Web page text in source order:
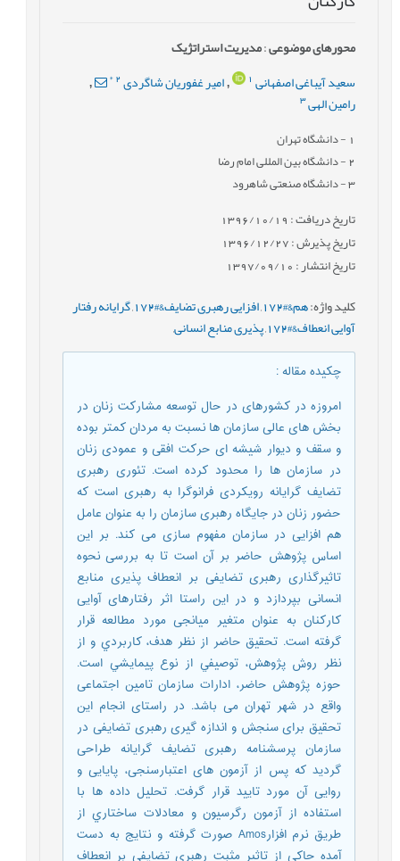
محورهای موضوعی:مدیریت استراتژیک
سعید آیباغی اصفهانی
,امیر غفوریان شاگردی 2
*
,
رامین الهی 3
- دانشگاه تهران
2- دانشگاه بین المللی امام رضا
3- دانشگاه صنعتی شاهرود
تاریخ دریافت : 1396/10/19
تاریخ پذیرش : 1396/12/27
تاریخ انتشار : 1397/09/10
کلید واژه:هم&#172 ,افزایی رهبری تضایف&#172 ,گرایانه رفتار
آوایی انعطاف&#172
,پذیری منابع انسانی,
چکیده مقاله:
امروزه در کشورهای در حال توسعه مشارکت زنان در
بخش های عالی سازمان ها نسبت به مردان کمتر بوده
و سقف و دیوار شیشه ای حرکت افقی و عمودی زنان
در سازمان ها را محدود کرده است. تئوری رهبری
تضایف گرایانه رویکردی فرانوگرا به رهبری است که
حضور زنان در جایگاه رهبری سازمان را به عنوان عامل
هم افزایی در سازمان مفهوم سازی می کند. بر این
اساس پژوهش حاضر بر آن است تا به بررسی نحوه
تاثیرگذاری رهبری تضایفی بر انعطاف پذیری منابع
انسانی بپردازد و در این راستا اثر رفتارهای آوایی
کارکنان به عنوان متغیر میانجی مورد مطالعه قرار
گرفته است. تحقيق حاضر از نظر هدف، كاربردي و از
نظر روش پژوهش، توصيفي از نوع پيمايشي است.
حوزه پژوهش حاضر، ادارات سازمان تامین اجتماعی
واقع در شهر تهران می باشد. در راستای انجام این
تحقیق برای سنجش و اندازه گیری رهبری تضایفی در
سازمان پرسشنامه رهبری تضایف گرایانه طراحی
گردید که پس از آزمون های اعتبارسنجی، پایایی و
روایی آن مورد تایید قرار گرفت. تحليل داده ها با
استفاده از آزمون رگرسيون و معادلات ساختاري از
طریق نرم افزارAmos صورت گرفته و نتايج به دست
آمده حاکی از تاثیر مثبت رهبری تضایفی بر انعطاف